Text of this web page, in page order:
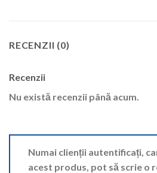
RECENZII (0)
Recenzii
Nu există recenzii până acum.
Numai clienții autentificați,
acest produs, pot să scrie o